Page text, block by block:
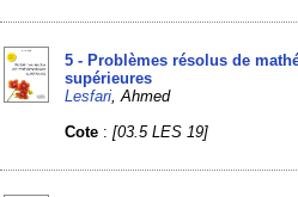
5 - Problèmes résolus de
supérieures
Lesfari , Ahmed
Cote :[03.5 LES 19]